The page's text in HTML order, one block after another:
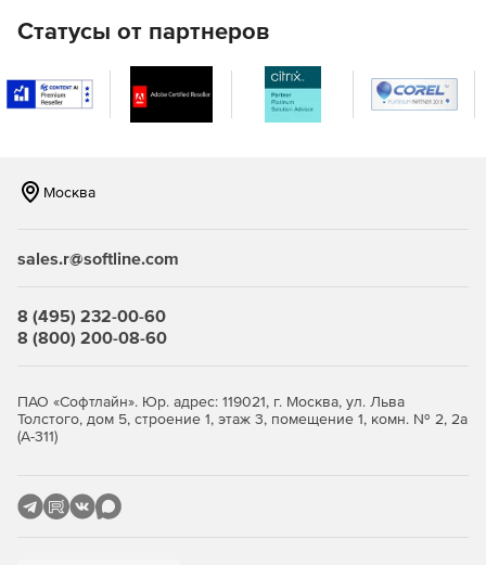
используются файлы CSV (их можно вручную
Автоматический перенос прав доступа (ACL) для
файлов, каталогов и общих папок.
сохранении профилей (локальные или роуминговые
Сохранение проектов миграции.
командной строки.
Статусы от партнеров
Москва
sales.r@softline.com
8 (495) 232-00-60
8 (800) 200-08-60
ПАО «Софтлайн». Юр. адрес: 119021, г. Москва, ул. Льва
Толстого, дом 5, строение 1, этаж 3, помещение 1, комн. № 2, 2а
(А-311)